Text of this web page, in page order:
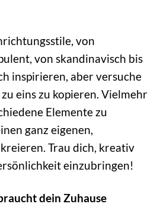
von
von skandinavisch bis
inspirieren, aber versuche
eins zu kopieren. Vielmehr
Elemente zu
ganz eigenen,
Trau dich, kreativ
einzubringen!
dein Zuhause